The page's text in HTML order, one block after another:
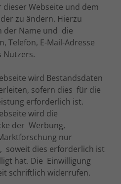
Webseite und dem
zu ändern. Hierzu
der Name und die
Telefon, E-Mail-Adresse
Nutzers.
wird Bestandsdaten
sofern dies für die
erforderlich ist.
wird die
der Werbung,
nur
soweit dies erforderlich ist
hat. Die Einwilligung
schriftlich widerrufen.